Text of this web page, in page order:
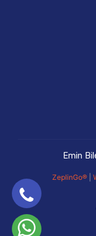
Emin
ZeplinGo®